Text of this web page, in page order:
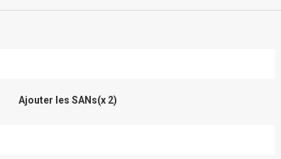
Ajouter les SANs(x 2)